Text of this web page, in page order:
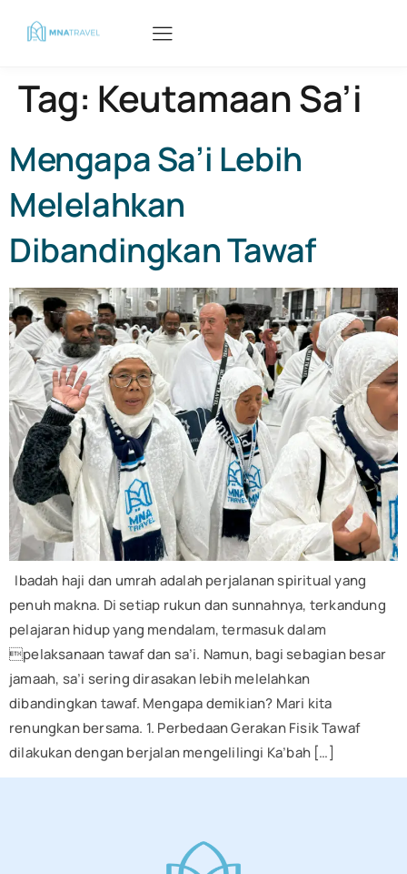
Tag: Keutamaan Sa’i
Mengapa Sa’i Lebih
Melelahkan
Dibandingkan Tawaf
Ibadah haji dan umrah adalah perjalanan spiritual yang
penuh makna. Di setiap rukun dan sunnahnya, terkandung
pelajaran hidup yang mendalam, termasuk dalam
pelaksanaan tawaf dan sa’i. Namun, bagi sebagian besar
jamaah, sa’i sering dirasakan lebih melelahkan
dibandingkan tawaf. Mengapa demikian? Mari kita
renungkan bersama. 1. Perbedaan Gerakan Fisik Tawaf
dilakukan dengan berjalan mengelilingi Ka’bah […]